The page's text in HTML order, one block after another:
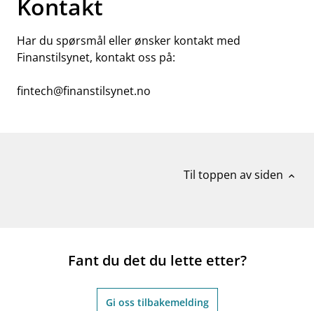
Kontakt
Har du spørsmål eller ønsker kontakt med
Finanstilsynet, kontakt oss på:
fintech@finanstilsynet.no
Til toppen av siden expand_less
Fant du det du lette etter?
Gi oss tilbakemelding